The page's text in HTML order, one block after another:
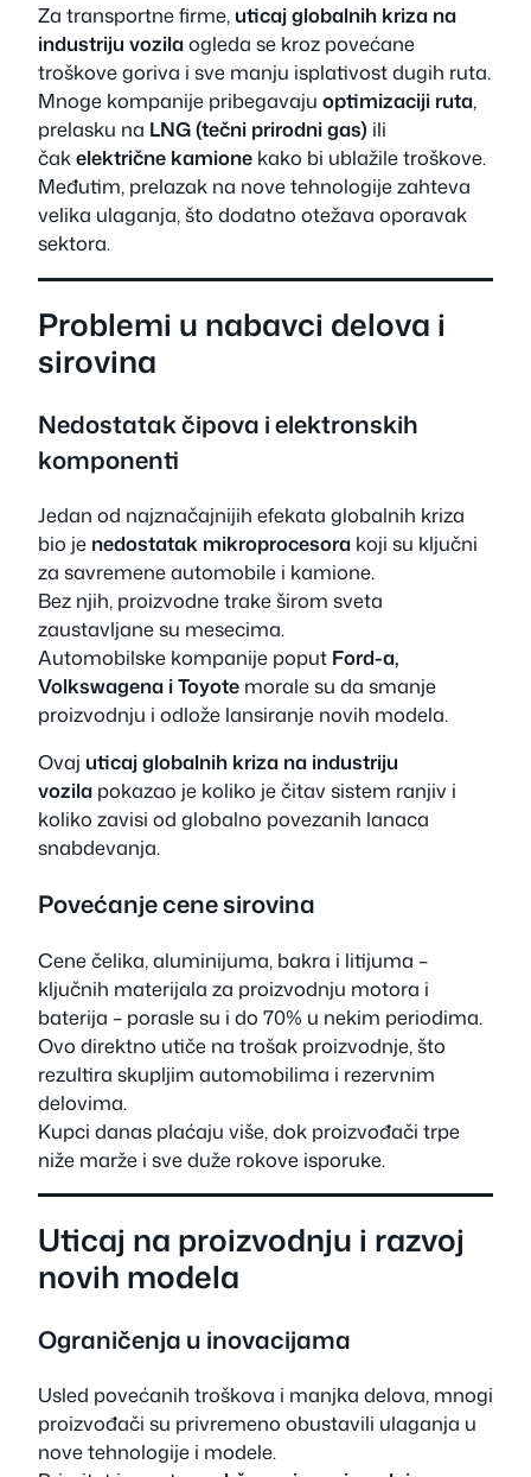
Za transportne firme, uticaj globalnih kriza na
industriju vozilaogleda se kroz povećane
troškove goriva i sve manju isplativost dugih ruta.
Mnoge kompanije pribegavaju optimizaciji ruta,
prelasku na LNG (tečni prirodni gas) ili
čakelektrične kamione kako bi ublažile troškove.
Međutim, prelazak na nove tehnologije zahteva
velika ulaganja, što dodatno otežava oporavak
sektora.
Problemi u nabavci delova i
sirovina
Nedostatak čipova i elektronskih
komponenti
Jedan od najznačajnijih efekata globalnih kriza
bio je nedostatak mikroprocesora koji su ključni
za savremene automobile i kamione.
Bez njih, proizvodne trake širom sveta
zaustavljane su mesecima.
Automobilske kompanije poput Ford-a,
Volkswagena i Toyote morale su da smanje
proizvodnju i odlože lansiranje novih modela.
Ovaj uticaj globalnih kriza na industriju
vozila pokazao je koliko je čitav sistem ranjiv i
koliko zavisi od globalno povezanih lanaca
snabdevanja.
Povećanje cene sirovina
Cene čelika, aluminijuma, bakra i litijuma –
ključnih materijala za proizvodnju motora i
baterija – porasle su i do 70% u nekim periodima.
Ovo direktno utiče na trošak proizvodnje, što
rezultira skupljim automobilima i rezervnim
delovima.
Kupci danas plaćaju više, dok proizvođači trpe
niže marže i sve duže rokove isporuke.
Uticaj na proizvodnju i razvoj
novih modela
Ograničenja u inovacijama
Usled povećanih troškova i manjka delova, mnogi
proizvođači su privremeno obustavili ulaganja u
nove tehnologije i modele.